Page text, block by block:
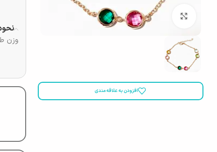
بزرگنمایی تصویر
افزودن به علاقه مندی
وزن طلا ×